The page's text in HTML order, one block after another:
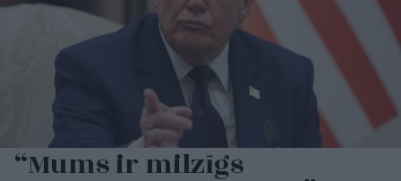
“Mums ir milzīgs